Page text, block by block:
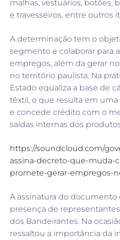
malhas, vestuários, botões,
e travesseiros, entre outros
A determinação tem o
segmento e colaborar para
empregos, além da gerar
no território paulista. Na
Estado equaliza a base de
têxtil, o que resulta em uma
e concede crédito com o
saídas internas dos
https://soundcloud.com/
assina-decreto-que-muda-
promete-gerar-empregos-
A assinatura do documento
presença de
dos Bandeirantes. Na
ressaltou a importância da